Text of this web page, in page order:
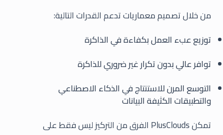
من خلال تصميم معماريات تدعم القدرات التالية:
توزيع عبء العمل بكفاءة في الذاكرة
توافر عالي بدون تكرار غير ضروري للذاكرة
التوسع المرن للاستنتاج في الذكاء الاصطناعي
والتطبيقات الكثيفة البيانات
تمكن PlusClouds الفرق من التركيز ليس فقط على